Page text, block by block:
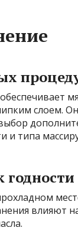
слоем.
и типа
годности
влияют